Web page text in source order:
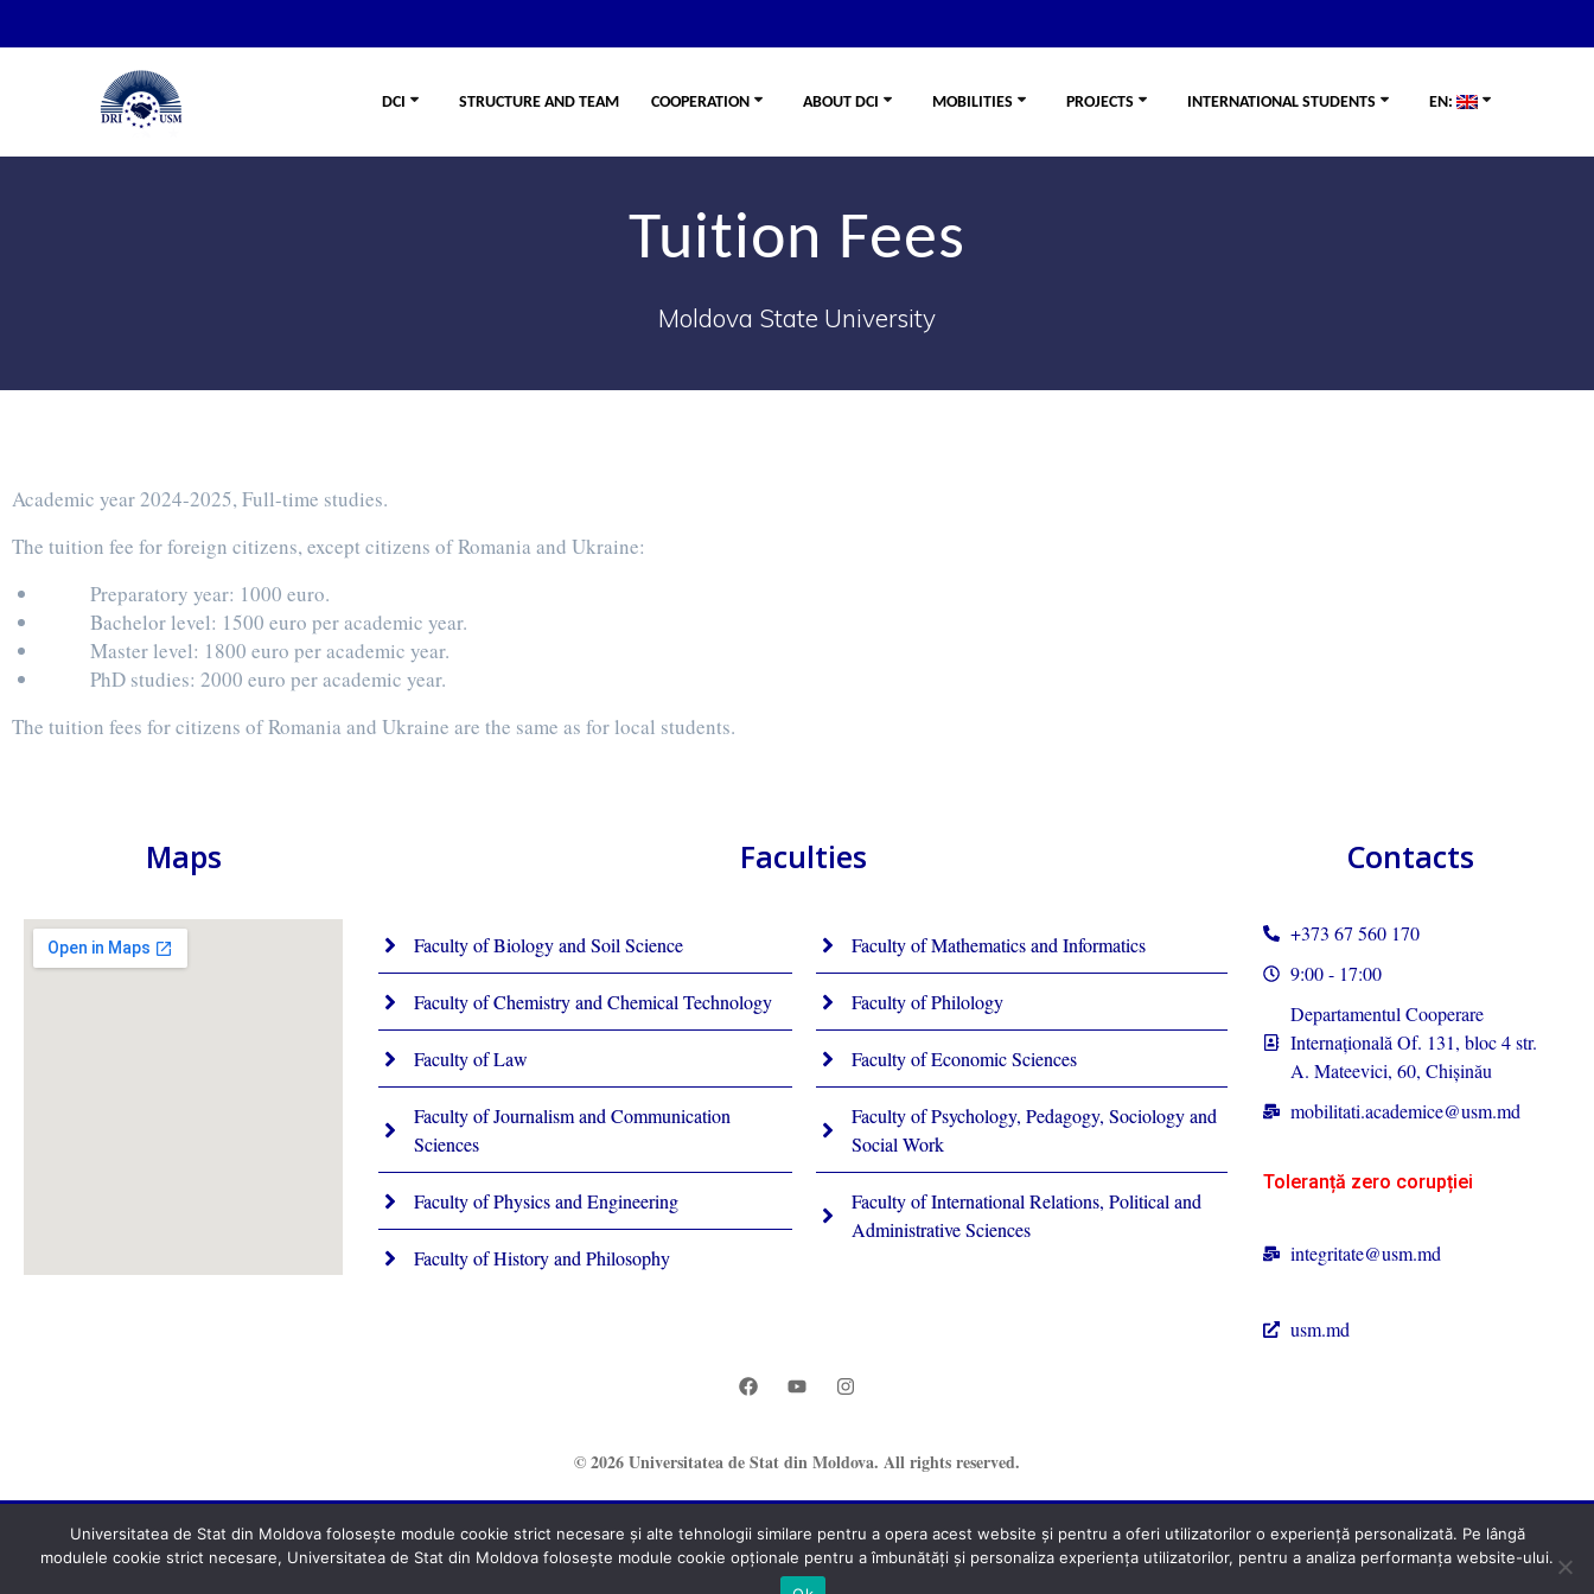
DCI STRUCTURE AND TEAM COOPERATION ABOUT DCI MOBILITIES PROJECTS INTERNATIONAL STUDENTS EN:
Tuition Fees
Moldova State University
Academic year 2024-2025, Full-time studies.
The tuition fee for foreign citizens, except citizens of Romania and Ukraine:
Preparatory year: 1000 euro.
Bachelor level: 1500 euro per academic year.
Master level: 1800 euro per academic year.
PhD studies: 2000 euro per academic year.
The tuition fees for citizens of Romania and Ukraine are the same as for local students.
Maps Faculties
Faculty of Biology and Soil Science
Faculty of Chemistry and Chemical Technology
Faculty of Law
Faculty of Journalism and Communication
Sciences
Faculty of Physics and Engineering
Faculty of History and Philosophy
Faculty of Mathematics and Informatics
Faculty of Philology
Faculty of Economic Sciences
Faculty of Psychology, Pedagogy, Sociology and
Social Work
Faculty of International Relations, Political and
Administrative Sciences
Contacts
+373 67 560 170
9:00 - 17:00
Departamentul Cooperare
Internațională Of. 131, bloc 4 str.
A. Mateevici, 60, Chișinău
mobilitati.academice@usm.md
Toleranță zero corupției
integritate@usm.md
usm.md
© 2026 Universitatea de Stat din Moldova. All rights reserved.
Secție Programare Web al USM®
Universitatea de Stat din Moldova folosește module cookie strict necesare și alte tehnologii similare pentru a opera acest website și pentru a oferi utilizatorilor o experiență personalizată. Pe lângă
modulele cookie strict necesare, Universitatea de Stat din Moldova folosește module cookie opționale pentru a îmbunătăți și personaliza experiența utilizatorilor, pentru a analiza performanța website-ului.